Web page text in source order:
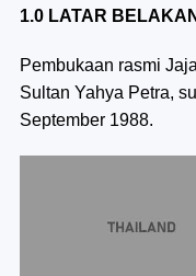
1.0 LATAR
Pembukaan rasmi
Sultan Yahya Petra,
September 1988.